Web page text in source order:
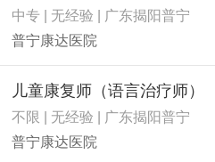
中专 | 无经验 | 广东揭阳普宁
普宁康达医院
儿童康复师（语言治疗师）
不限 | 无经验 | 广东揭阳普宁
普宁康达医院